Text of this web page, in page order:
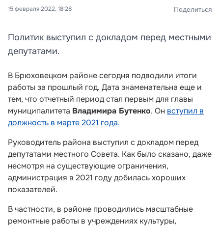
15 февраля 2022, 18:28 Поделиться
Политик выступил с докладом перед местными
депутатами.
В Брюховецком районе сегодня подводили итоги
работы за прошлый год. Дата знаменательна еще и
тем, что отчетный период стал первым для главы
муниципалитета Владимира Бутенко. Он вступил в
должность в марте 2021 года.
Руководитель района выступил с докладом перед
депутатами местного Совета. Как было сказано, даже
несмотря на существующие ограничения,
администрация в 2021 году добилась хороших
показателей.
В частности, в районе проводились масштабные
ремонтные работы в учреждениях культуры,